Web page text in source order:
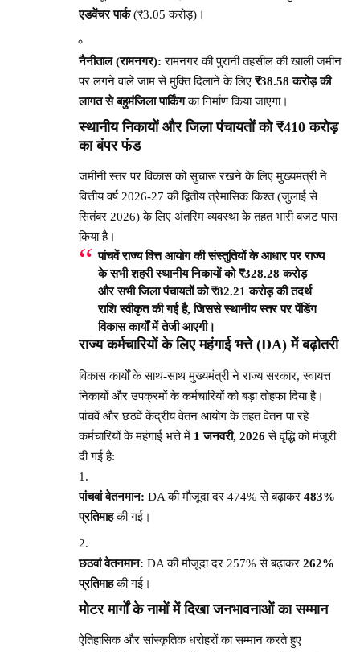
एडवेंचर पार्क(₹3.05 करोड़)।
नैनीताल (रामनगर): रामनगर की पुरानी तहसील की खाली जमीन
पर लगने वाले जाम से मुक्ति दिलाने के लिए ₹38.58 करोड़ की
लागत से बहुमंजिला पार्किंगका निर्माण किया जाएगा।
स्थानीय निकायों और जिला पंचायतों को ₹410 करोड़
का बंपर फंड
जमीनी स्तर पर विकास को सुचारू रखने के लिए मुख्यमंत्री ने
वित्तीय वर्ष 2026-27 की द्वितीय त्रैमासिक किश्त (जुलाई से
सितंबर 2026) के लिए अंतरिम व्यवस्था के तहत भारी बजट पास
किया है।
पांचवें राज्य वित्त आयोग की संस्तुतियों के आधार पर राज्य
के सभीशहरी स्थानीय निकायों को ₹328.28 करोड़
और सभीजिला पंचायतों को ₹82.21 करोड़की तदर्थ
राशि स्वीकृत की गई है, जिससे स्थानीय स्तर पर पेंडिंग
विकास कार्यों में तेजी आएगी।
राज्य कर्मचारियों के लिए महंगाई भत्ते (DA) में बढ़ोतरी
विकास कार्यों के साथ-साथ मुख्यमंत्री ने राज्य सरकार, स्वायत्त
निकायों और उपक्रमों के कर्मचारियों को बड़ा तोहफा दिया है।
पांचवें और छठवें केंद्रीय वेतन आयोग के तहत वेतन पा रहे
कर्मचारियों के महंगाई भत्ते में 1 जनवरी, 2026 से वृद्धि को मंजूरी
दी गई है:
पांचवां वेतनमान: DA की मौजूदा दर 474% से बढ़ाकर 483%
प्रतिमाहकी गई।
छठवां वेतनमान: DA की मौजूदा दर 257% से बढ़ाकर 262%
प्रतिमाहकी गई।
मोटर मार्गों के नामों में दिखा जनभावनाओं का सम्मान
ऐतिहासिक और सांस्कृतिक धरोहरों का सम्मान करते हुए